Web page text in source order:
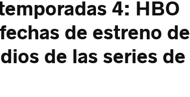
4: HBO
de estreno de
de las series de